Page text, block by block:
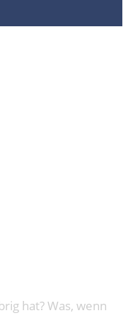
hat? Was, wenn